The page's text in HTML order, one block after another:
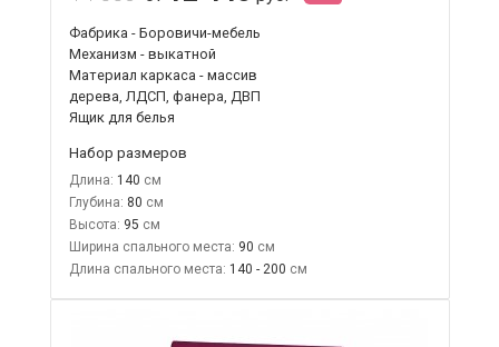
Фабрика - Боровичи-мебель
Механизм - выкатной
Материал каркаса - массив
дерева, ЛДСП, фанера, ДВП
Ящик для белья
Набор размеров
Длина: 140
Глубина: 80
Высота: 95
Ширина спального места: 90
Длина спального места: 140 - 200